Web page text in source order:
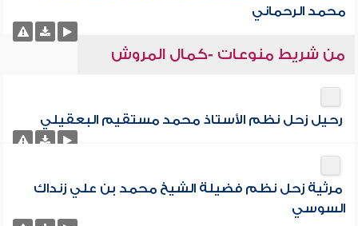
محمد الرحماني
من شريط منوعات -كمال المروش
رحيل زحل نظم الأستاذ محمد مستقيم البعقيلي
مرثية زحل نظم فضيلة الشيخ محمد بن علي زنداك
السوسي